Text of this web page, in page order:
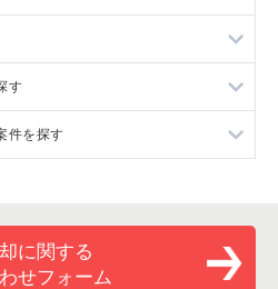
抜き売却物件の案件一覧
抜き売却物件の案件一覧
物件の案件一覧
物件の案件一覧
物件の案件一覧
き売却物件の案件一覧
件の案件一覧
件の案件一覧
物件の案件一覧
の居抜き売却物件の案件一覧
き売却物件の案件一覧
件の案件一覧
ナックの居抜き売却物件の案件一
す
居抜き売却物件の案件一覧
・スナックの居抜き売却物件の案
件を探す
売却物件の案件一覧
売却物件の案件一覧
に関する
せフォーム